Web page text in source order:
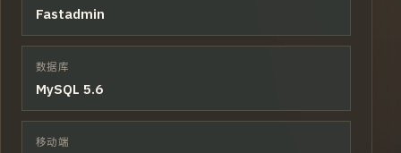
Fastadmin
数据库
MySQL 5.6
移动端